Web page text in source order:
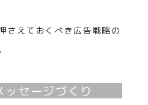
さえておくべき広告戦略の
セージづくり